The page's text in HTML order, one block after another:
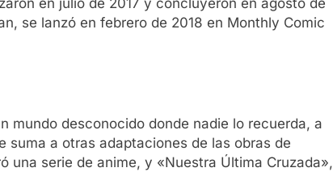
se lanzó en febrero de 2018 en Monthly Comic
mundo desconocido donde nadie lo recuerda, a
suma a otras adaptaciones de las obras de
una serie de anime, y «Nuestra Última Cruzada»,